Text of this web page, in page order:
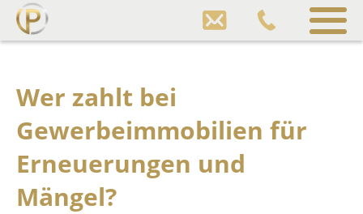
Inhalt
Pfund
Gewerbeimmobilien
Wer zahlt bei
Gewerbeimmobilien für
Erneuerungen und
Mängel?